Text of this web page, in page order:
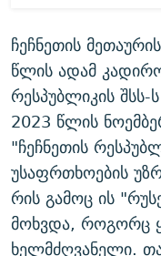
ჩეჩნეთის
წლის ადამ
რესპუბლიკის
2023 წლის
"ჩეჩნეთის
უსაფრთხოების
რის გამოც ის
მოხვდა, როგორც
ხელმძღვანელი.